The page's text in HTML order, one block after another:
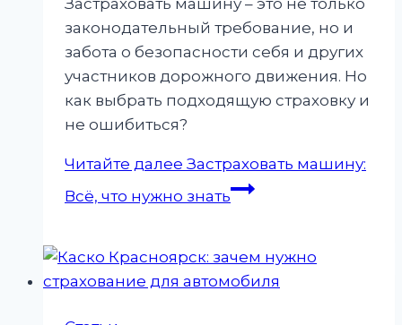
Застраховать машину – это не только
законодательный требование, но и
забота о безопасности себя и других
участников дорожного движения. Но
как выбрать подходящую страховку и
не ошибиться?
Читайте далее Застраховать машину:
Всё, что нужно знать